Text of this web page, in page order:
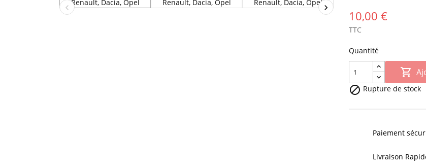
10,00 €
TTC
Quantité

 Rupture de stock
Paiement
Livraison